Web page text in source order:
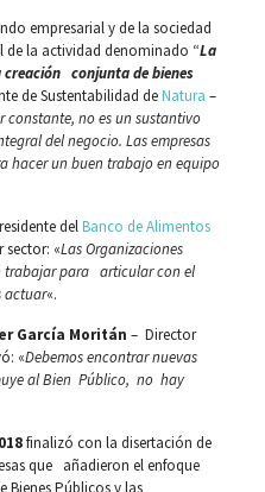
empresarial y de la sociedad
la actividad denominado “La
conjunta de bienes
de Sustentabilidad deNatura –
constante, no es un sustantivo
del negocio. Las empresas
hacer un buen trabajo en equipo
delBanco de Alimentos
sector: «Las Organizaciones
trabajar para articular con el
actuar«.
García Moritán – Director
«Debemos encontrar nuevas
al Bien Público, no hay
finalizó con la disertación de
que añadieron el enfoque
Bienes Públicos y las